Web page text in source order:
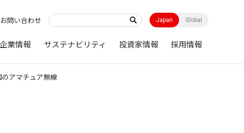
問い合わせ Japan Global
企業情報 サステナビリティ 投資家情報 採用情報
アマチュア無線